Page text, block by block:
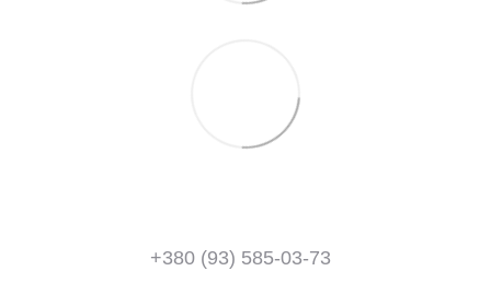
+380 (93) 585-03-73